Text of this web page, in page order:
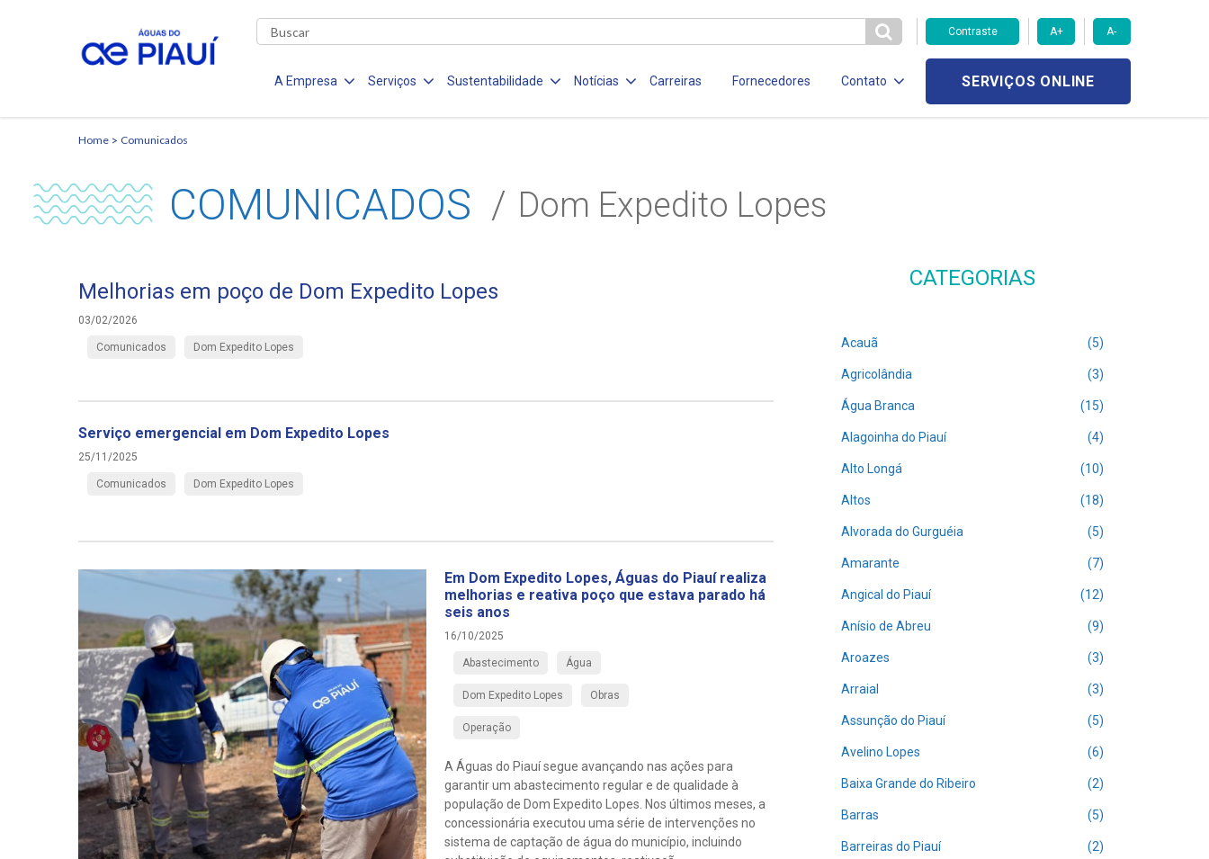
Contraste A+ A-
A Empresa Serviços Sustentabilidade Notícias Carreiras Fornecedores Contato SERVIÇOS ONLINE
Home Comunicados
COMUNICADOS Dom Expedito Lopes
Melhorias em poço de Dom Expedito Lopes
03/02/2026
Comunicados Dom Expedito Lopes
Serviço emergencial em Dom Expedito Lopes
25/11/2025
Comunicados Dom Expedito Lopes
Em Dom Expedito Lopes, Águas do Piauí realiza
melhorias e reativa poço que estava parado há
seis anos
16/10/2025
Abastecimento Água
Dom Expedito Lopes Obras
Operação
A Águas do Piauí segue avançando nas ações para
garantir um abastecimento regular e de qualidade à
população de Dom Expedito Lopes. Nos últimos meses, a
concessionária executou uma série de intervenções no
sistema de captação de água do município, incluindo
CATEGORIAS
Acauã (5)
Agricolândia (3)
Água Branca (15)
Alagoinha do Piauí (4)
Alto Longá (10)
Altos (18)
Alvorada do Gurguéia (5)
Amarante (7)
Angical do Piauí (12)
Anísio de Abreu (9)
Aroazes (3)
Arraial (3)
Assunção do Piauí (5)
Avelino Lopes (6)
Baixa Grande do Ribeiro (2)
Barras (5)
Barreiras do Piauí (2)